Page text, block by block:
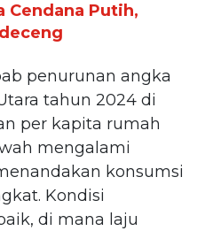
Cendana Putih,
penurunan angka
tahun 2024 di
per kapita rumah
mengalami
konsumsi
Kondisi
di mana laju